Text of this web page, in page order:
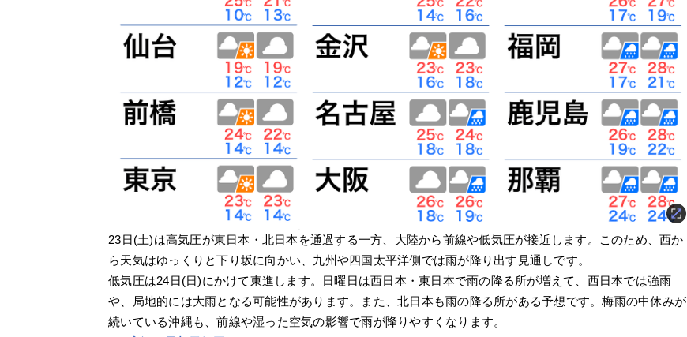
23日(土)は高気圧が東日本・北日本を通過する一方、大陸から前線や低気圧が接近します。このため、西か
ら天気はゆっくりと下り坂に向かい、九州や四国太平洋側では雨が降り出す見通しです。
低気圧は24日(日)にかけて東進します。日曜日は西日本・東日本で雨の降る所が増えて、西日本では強雨
や、局地的には大雨となる可能性があります。また、北日本も雨の降る所がある予想です。梅雨の中休みが
続いている沖縄も、前線や湿った空気の影響で雨が降りやすくなります。